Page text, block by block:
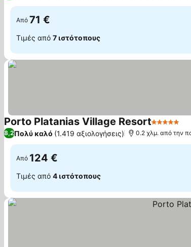
Από 71 €
Τιμές από 7 ιστότοπους
Porto Platanias Village Resort5 Αστέρια
8,2Πολύ καλό (1.419 αξιολογήσεις) 0.2 χλμ. από την
Από 124 €
Τιμές από 4 ιστότοπους